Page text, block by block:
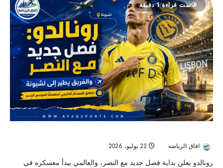
تمت قراءة 1 دقيقة
افاق الرياضه
رونالدو يعلن بداية فصل جديد مع النصر، والعالمي يبدأ معسكره في